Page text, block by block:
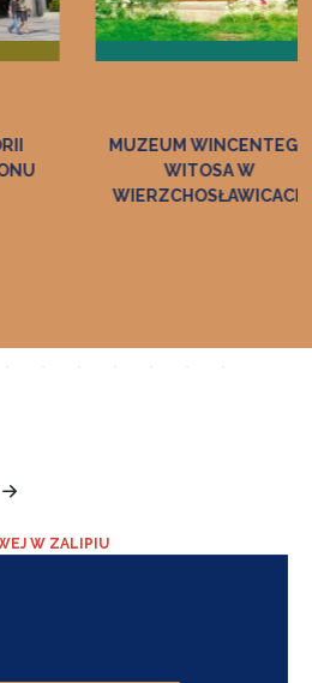
MUZEUM WINCENTEGO
WITOSA W
WIERZCHOSŁAWICACH
W ZALIPIU